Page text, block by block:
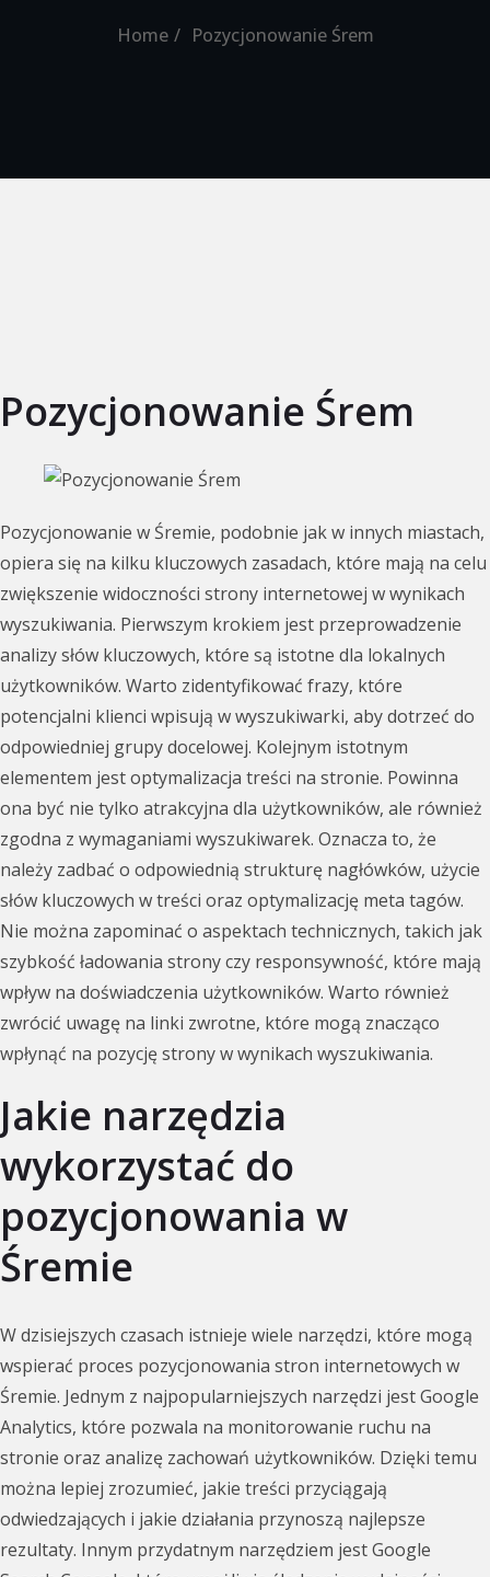
Home Pozycjonowanie Śrem
Pozycjonowanie Śrem
Pozycjonowanie w Śremie, podobnie jak w innych miastach,
opiera się na kilku kluczowych zasadach, które mają na celu
zwiększenie widoczności strony internetowej w wynikach
wyszukiwania. Pierwszym krokiem jest przeprowadzenie
analizy słów kluczowych, które są istotne dla lokalnych
użytkowników. Warto zidentyfikować frazy, które
potencjalni klienci wpisują w wyszukiwarki, aby dotrzeć do
odpowiedniej grupy docelowej. Kolejnym istotnym
elementem jest optymalizacja treści na stronie. Powinna
ona być nie tylko atrakcyjna dla użytkowników, ale również
zgodna z wymaganiami wyszukiwarek. Oznacza to, że
należy zadbać o odpowiednią strukturę nagłówków, użycie
słów kluczowych w treści oraz optymalizację meta tagów.
Nie można zapominać o aspektach technicznych, takich jak
szybkość ładowania strony czy responsywność, które mają
wpływ na doświadczenia użytkowników. Warto również
zwrócić uwagę na linki zwrotne, które mogą znacząco
wpłynąć na pozycję strony w wynikach wyszukiwania.
Jakie narzędzia
wykorzystać do
pozycjonowania w
Śremie
W dzisiejszych czasach istnieje wiele narzędzi, które mogą
wspierać proces pozycjonowania stron internetowych w
Śremie. Jednym z najpopularniejszych narzędzi jest Google
Analytics, które pozwala na monitorowanie ruchu na
stronie oraz analizę zachowań użytkowników. Dzięki temu
można lepiej zrozumieć, jakie treści przyciągają
odwiedzających i jakie działania przynoszą najlepsze
rezultaty. Innym przydatnym narzędziem jest Google